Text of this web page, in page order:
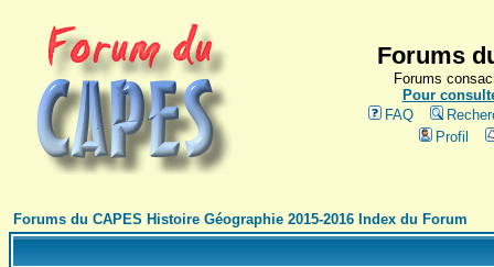
Forums
Forums
Pour
FAQ
Profil
Forums du CAPES Histoire Géographie 2015-2016 Index du Forum